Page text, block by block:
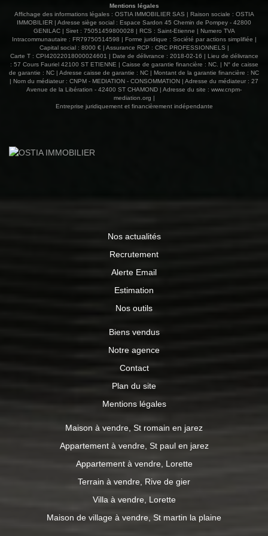
saisons, la maison est équipée d'une climatisation
réversible, de radiateurs électriques et d'une cheminée à
foyer ouvert qui apportera charme et convivialité à vos
soirées d'hiver. Les menuiseries PVC double vitrage,
associées aux volets roulants et volets bois, assurent
confort et tranquillité au quotidien Édifiée sur un sous-sol
total offrant un important potentiel d'aménagement selon
vos envies (espace loisirs, atelier, bureau ou stockage),
cette propriété bénéficie également d'un terrain clos et
d'agence inclus charge vendeur Contactez Vincent
Mentions légales
Affichage des informations légales : OSTIA IMMOBILIER SAS | Raison sociale : OSTIA
IMMOBILIER | Adresse siège social : Espace Sardon 45 Chemin de Pompey - 42800
GENILAC | Siret : 75051459800028 | RCS : Saint-Etienne | Numero TVA
Intracommunautaire : FR79750514598 | Forme juridique : Société par actions simplifiée |
Capital social : 8000 € | Assurance RCP : CRC PROFESSIONNELS |
Carte T : CPI42022018000024601 | Date de délivrance : 2018-02-16 | Lieu de délivrance
: 57 Cours Fauriel 42100 ST ETIENNE | Caisse de garantie financière : NC. | N° de caisse
de garantie : NC | Adresse caisse de garantie : NC | Montant de la garantie financière : NC
| Nom du médiateur : CNPM - MEDIATION - CONSOMMATION | Adresse du médiateur : 27
Avenue de la Libération - 42400 ST CHAMOND | Adresse du site : www.cnpm-
mediation.org
Entreprise juridiquement et financièrement indépendante
Nos actualités
Recrutement
Alerte Email
Estimation
Nos outils
Biens vendus
Notre agence
Contact
Plan du site
Mentions légales
Maison à vendre, St romain en jarez
Appartement à vendre, St paul en jarez
Appartement à vendre, Lorette
Terrain à vendre, Rive de gier
Villa à vendre, Lorette
Maison de village à vendre, St martin la plaine